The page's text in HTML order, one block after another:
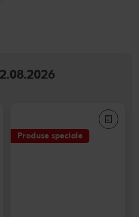
Produse speciale